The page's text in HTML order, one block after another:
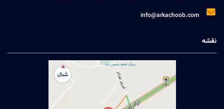

info@arkachoob.com
نقشه